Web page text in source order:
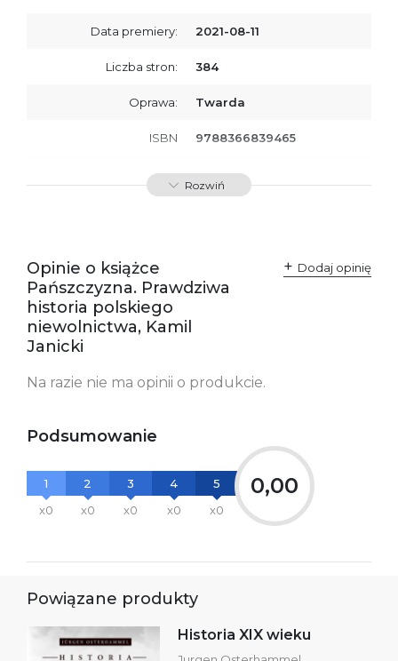
Data premiery: 2021-08-11
Liczba stron: 384
Oprawa: Twarda
ISBN 9788366839465
SKU: K800059
kontakt@wydajenamsie.pl
+48 61 623 38 38
Ostrzeżenia oraz
informacje dotyczące
Rozwiń
Opinie o książce
Pańszczyzna. Prawdziwa
historia polskiego
niewolnictwa, Kamil
Janicki
Dodaj opinię
Na razie nie ma opinii o produkcie.
Podsumowanie
1
x0
2
x0
3
x0
4
x0
5
x0
0,00
Powiązane produkty
Historia XIX wieku